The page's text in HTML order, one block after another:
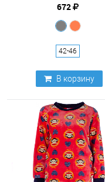
672
42-46
В корзину